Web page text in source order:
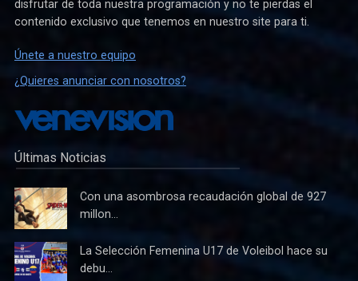
disfrutar de toda nuestra programación y no te pierdas el
contenido exclusivo que tenemos en nuestro site para ti.
Únete a nuestro equipo
¿Quieres anunciar con nosotros?
Últimas Noticias
Con una asombrosa recaudación global de 927
millon...
La Selección Femenina U17 de Voleibol hace su
debu...